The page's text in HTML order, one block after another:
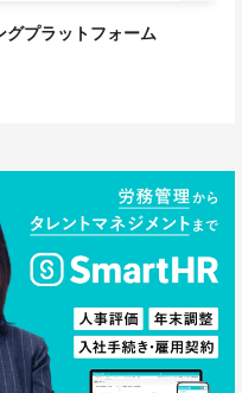
グプラットフォーム